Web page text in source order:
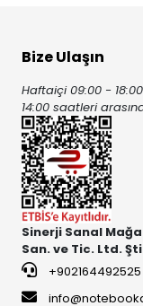
Bize Ulaşın
Haftaiçi 09:00 -
14:00 saatleri
Sinerji Sanal
San. ve Tic. Ltd. Şti
+902164492525